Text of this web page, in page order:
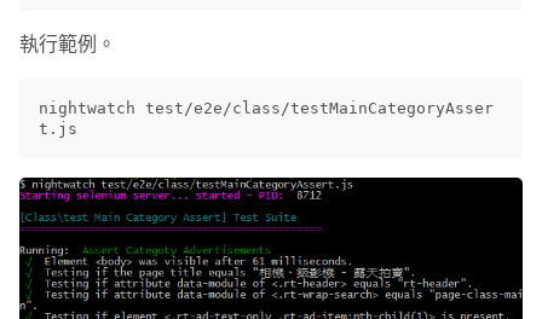
執行範例。
nightwatch test/e2e/class/testMainCategoryAsser